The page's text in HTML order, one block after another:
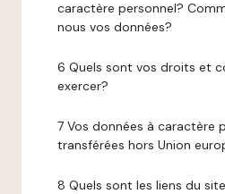
caractère personnel?
nous vos données?
6 Quels sont vos droits et
exercer?
7 Vos données à caractère
transférées hors Union
8 Quels sont les liens du